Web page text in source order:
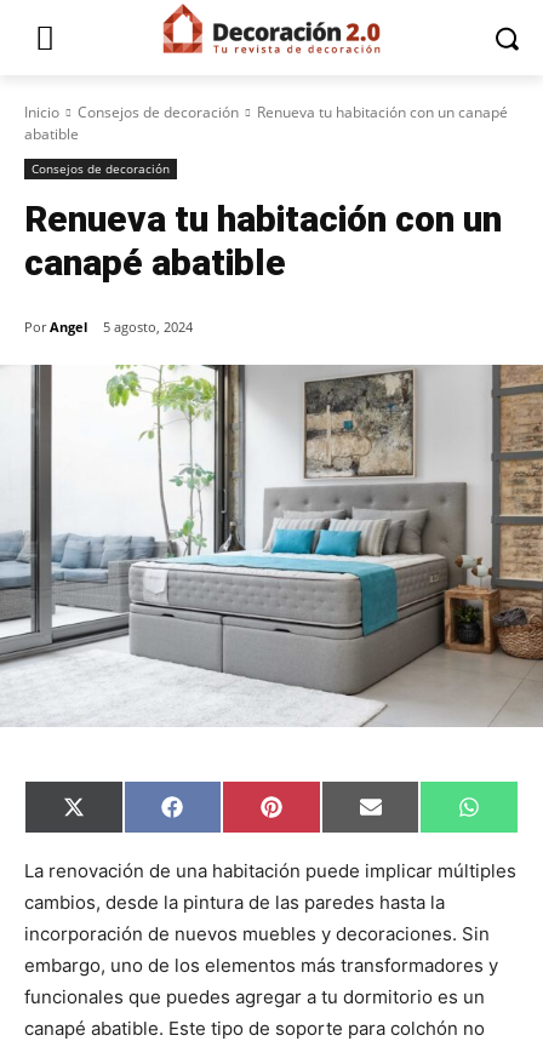
Inicio Consejos de decoración
Renueva tu habitación con un canapé
abatible
Consejos de decoración
Renueva tu habitación con un
canapé abatible
Por Angel 5 agosto, 2024
C
o
p
r
i
r
e
n
X
(
w
t
t
e
r
)
C
o
p
r
i
r
e
n
F
a
e
o
o
k
C
o
p
r
t
i
r
e
n
P
i
t
r
e
s
t
C
o
p
a
r
i
r
e
n
E
m
i
C
o
p
a
t
i
r
e
n
W
h
t
s
p
p
La renovación de una habitación puede implicar múltiples
cambios, desde la pintura de las paredes hasta la
incorporación de nuevos muebles y decoraciones. Sin
embargo, uno de los elementos más transformadores y
funcionales que puedes agregar a tu dormitorio es un
canapé abatible. Este tipo de soporte para colchón no